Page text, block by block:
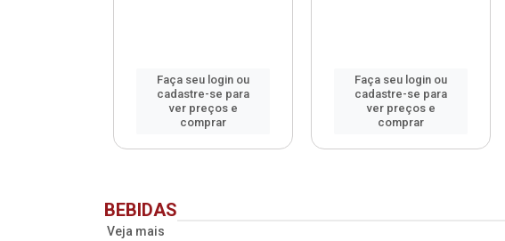
Faça seu login ou
cadastre-se para
ver preços e
comprar
Faça seu login ou
cadastre-se para
ver preços e
comprar
BEBIDAS
Veja mais